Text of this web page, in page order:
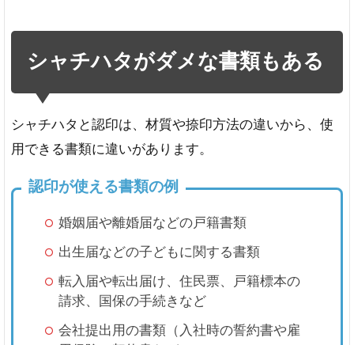
シャチハタがダメな書類もある
シャチハタと認印は、材質や捺印方法の違いから、使
用できる書類に違いがあります。
認印が使える書類の例
婚姻届や離婚届などの戸籍書類
出生届などの子どもに関する書類
転入届や転出届け、住民票、戸籍標本の
請求、国保の手続きなど
会社提出用の書類（入社時の誓約書や雇